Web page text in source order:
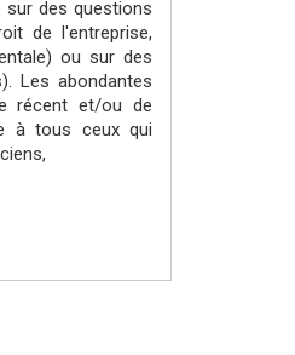
sur des questions
de l'entreprise,
ou sur des
Les abondantes
récent et/ou de
à tous ceux qui